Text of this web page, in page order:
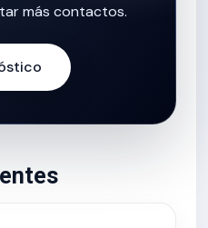
más contactos.